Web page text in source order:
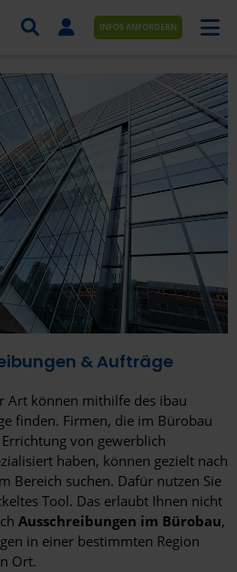
NACH BRANCHE
NACH ORT
LEISTUNGEN
UNS
INFOS ANFORDERN
& Aufträge
Art können mithilfe des ibau
finden. Firmen, die im Bürobau
von gewerblich
haben, können gezielt nach
Bereich suchen. Dafür nutzen Sie
Tool. Das erlaubt Ihnen nicht
Ausschreibungen im Bürobau,
in einer bestimmten Region
Ort.